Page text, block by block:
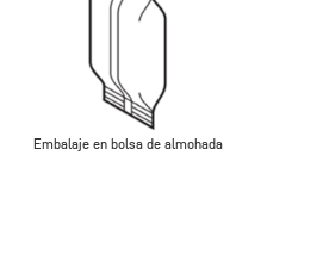
Embalaje en bolsa de almohada